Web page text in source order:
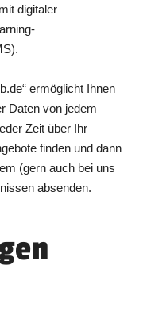
digitaler
ermöglicht Ihnen
Daten von jedem
Zeit über Ihr
finden und dann
(gern auch bei uns
absenden.